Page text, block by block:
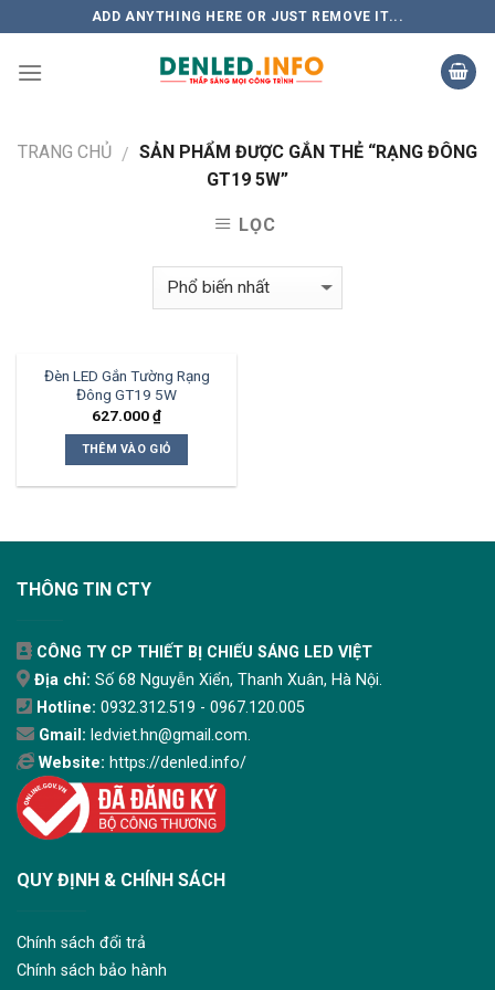
to
content
ADD ANYTHING HERE OR JUST REMOVE IT...
TRANG CHỦ / SẢN PHẨM ĐƯỢC GẮN THẺ “RẠNG ĐÔNG
GT19 5W”
LỌC
Đèn LED Gắn Tường Rạng
Đông GT19 5W
627.000₫
THÊM VÀO GIỎ
THÔNG TIN CTY
CÔNG TY CP THIẾT BỊ CHIẾU SÁNG LED VIỆT
Địa chỉ: Số 68 Nguyễn Xiển, Thanh Xuân, Hà Nội.
Hotline: 0932.312.519 - 0967.120.005
Gmail: ledviet.hn@gmail.com.
Website: https://denled.info/
QUY ĐỊNH & CHÍNH SÁCH
Chính sách đổi trả
Chính sách bảo hành